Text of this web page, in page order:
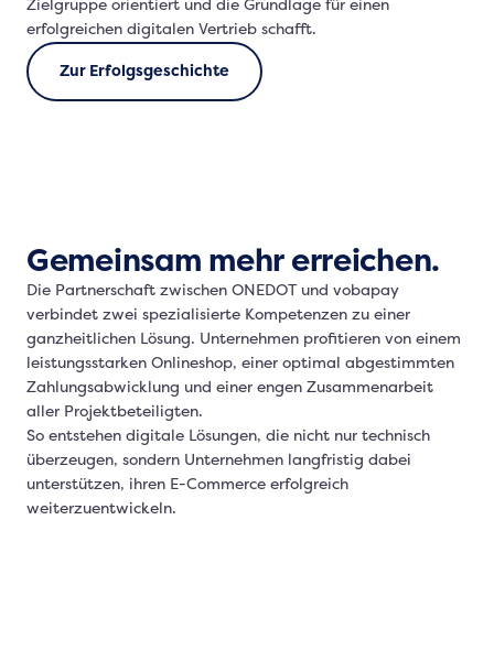
Zielgruppe orientiert und die Grundlage für einen
erfolgreichen digitalen Vertrieb schafft.
Zur Erfolgsgeschichte
Gemeinsam mehr erreichen.
Die Partnerschaft zwischen ONEDOT und vobapay
verbindet zwei spezialisierte Kompetenzen zu einer
ganzheitlichen Lösung. Unternehmen profitieren von einem
leistungsstarken Onlineshop, einer optimal abgestimmten
Zahlungsabwicklung und einer engen Zusammenarbeit
aller Projektbeteiligten.
So entstehen digitale Lösungen, die nicht nur technisch
überzeugen, sondern Unternehmen langfristig dabei
unterstützen, ihren E-Commerce erfolgreich
weiterzuentwickeln.